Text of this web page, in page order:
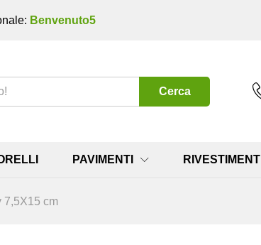
Benvenuto5
Cerca
PAVIMENTI RIVESTIMENTI
7,5X15 cm